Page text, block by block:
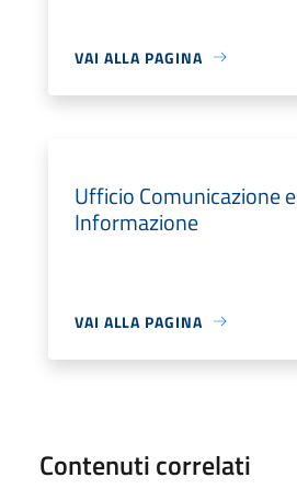
VAI ALLA PAGINA
Ufficio Comunicazione e
Informazione
VAI ALLA PAGINA
Contenuti correlati